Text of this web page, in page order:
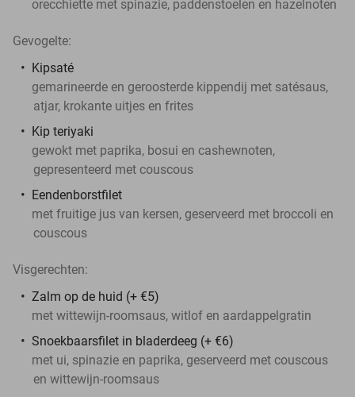
orecchiette met spinazie, paddenstoelen en hazelnoten
Gevogelte:
Kipsaté
gemarineerde en geroosterde kippendij met satésaus,
atjar, krokante uitjes en frites
Kip teriyaki
gewokt met paprika, bosui en cashewnoten,
gepresenteerd met couscous
Eendenborstfilet
met fruitige jus van kersen, geserveerd met broccoli en
couscous
Visgerechten:
Zalm op de huid (+ €5)
met wittewijn-roomsaus, witlof en aardappelgratin
Snoekbaarsfilet in bladerdeeg (+ €6)
met ui, spinazie en paprika, geserveerd met couscous
en wittewijn-roomsaus